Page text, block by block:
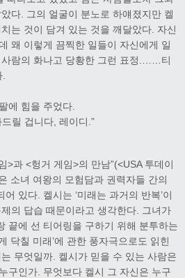
다. 그의 얼굴이 분노로 하얘졌지만 켈
는 것이 담겨 있는 것을 깨달았다. 자신
왜 이렇게 끔찍한 일들이 자신에게 일
사람의 화나고 당황한 그런 표정.……티
에 힘을 주었다.
릴 겁니다, 레이디.”
>과 <헝거 게임>의 만남”(<USA 투데이
소녀 여왕의 모험담과 권력자들 간의
있다. 켈시는 ‘미래는 과거의 반복’이
의 답습 때문이라고 생각한다. 그녀가
끝에 선 티어링을 구하기 위해 분투하는
닥칠 미래’에 관한 풍자극으로도 읽힌
무엇일까. 켈시가 믿을 수 있는 사람은
구인가. 무엇보다 켈시 그 자신은 누구